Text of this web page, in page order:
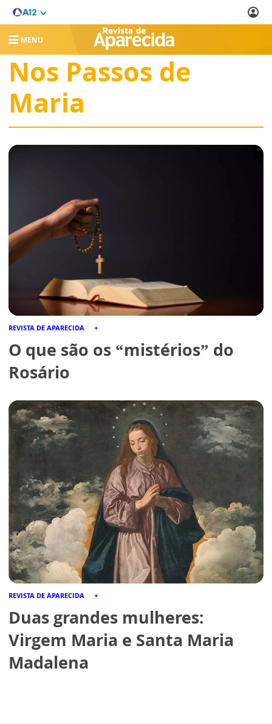
MENU
Nos Passos de
Maria
REVISTA DE APARECIDA
O que são os “mistérios” do
Rosário
REVISTA DE APARECIDA
Duas grandes mulheres:
Virgem Maria e Santa Maria
Madalena